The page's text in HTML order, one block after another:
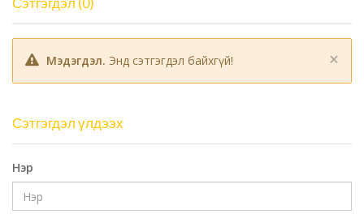
×
Мэдэгдэл. Энд сэтгэгдэл байхгүй!
Сэтгэгдэл үлдээх
Нэр